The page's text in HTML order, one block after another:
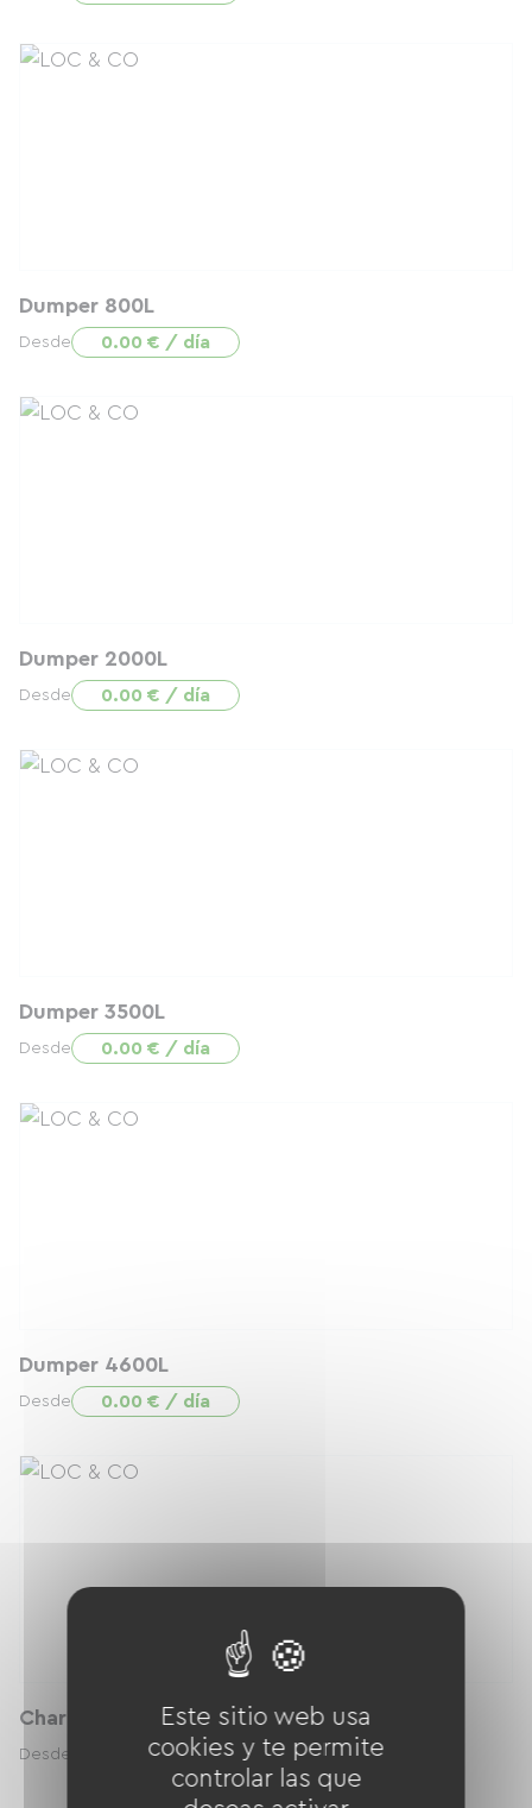
Dumper 800L
Desde 0.00 € / día
Dumper 2000L
Desde 0.00 € / día
Dumper 3500L
Desde 0.00 € / día
Dumper 4600L
Desde 0.00 € / día
Chariot télescopique 6M
Desde 0.00 € / día
Este sitio web usa
cookies y te permite
controlar las que